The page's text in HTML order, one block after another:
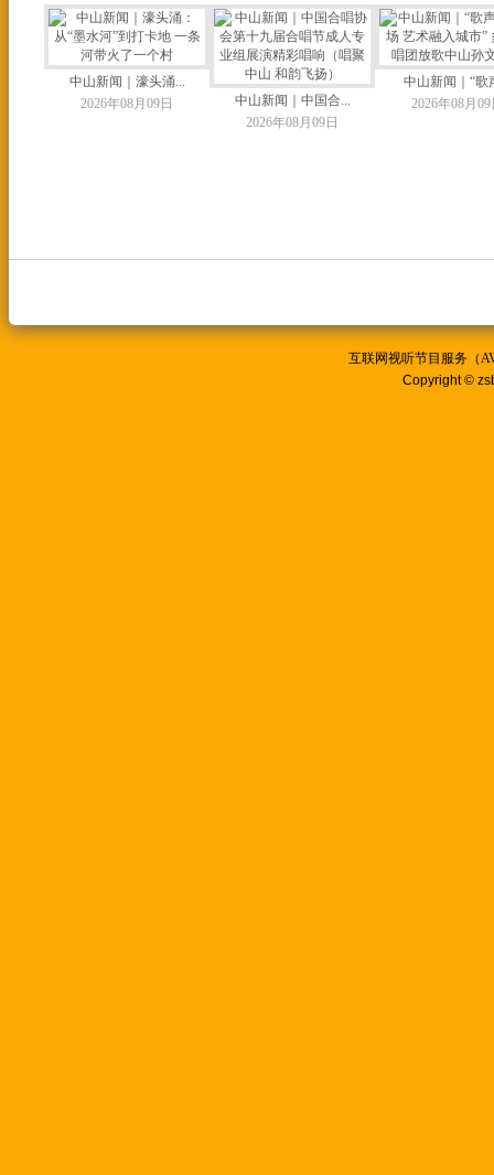
中山新闻｜濠头涌...
2026年08月09日
中山新闻｜中国合...
2026年08月09日
中山新闻｜“歌
2026年08月09
互联网视听节目服务（
Copyright ©